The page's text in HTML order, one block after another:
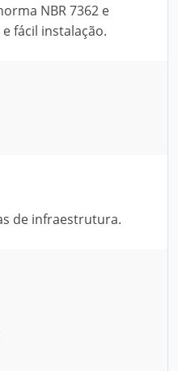
NBR 7362 e
fácil instalação.
de infraestrutura.